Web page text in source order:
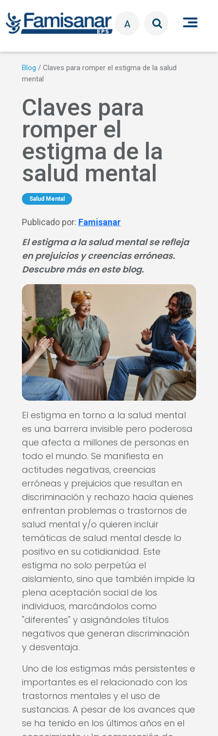
A
Blog / Claves para romper el estigma de la salud
mental
Claves para
romper el
estigma de la
salud mental
Salud Mental
Publicado por: Famisanar
El estigma a la salud mental se refleja
en prejuicios y creencias erróneas.
Descubre más en este blog.
El estigma en torno a la salud mental
es una barrera invisible pero poderosa
que afecta a millones de personas en
todo el mundo. Se manifiesta en
actitudes negativas, creencias
erróneas y prejuicios que resultan en
discriminación y rechazo hacia quienes
enfrentan problemas o trastornos de
salud mental y/o quieren incluir
temáticas de salud mental desde lo
positivo en su cotidianidad. Este
estigma no solo perpetúa el
aislamiento, sino que también impide la
plena aceptación social de los
individuos, marcándolos como
"diferentes" y asignándoles títulos
negativos que generan discriminación
y desventaja.
Uno de los estigmas más persistentes e
importantes es el relacionado con los
trastornos mentales y el uso de
sustancias. A pesar de los avances que
se ha tenido en los últimos años en el